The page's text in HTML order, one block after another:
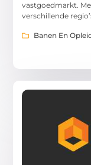
vastgoedmarkt.
verschillende
Banen En